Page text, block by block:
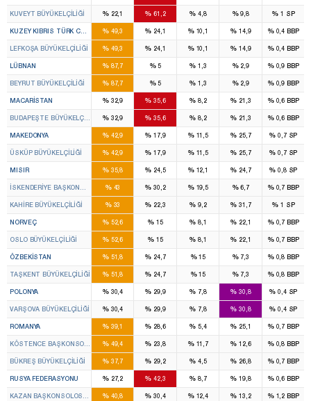
KUVEYT BÜYÜKELÇILIĞI %22,1 % 61,2 % 4,8 %9,8 %1 SP
KUZEY KIBRIS TÜRK CUM. %49,3 % 24,1 %10,1 % 14,9 %0,4 BBP
LEFKOŞA BÜYÜKELÇILIĞI %49,3 % 24,1 %10,1 % 14,9 %0,4 BBP
LÜBNAN %87,7 %5 % 1,3 %2,9 %0,9 BBP
BEYRUT BÜYÜKELÇILIĞI %87,7 %5 % 1,3 %2,9 %0,9 BBP
MACARISTAN %32,9 % 35,6 % 8,2 % 21,3 %0,6 BBP
BUDAPEŞTE BÜYÜKELÇILIĞI %32,9 % 35,6 % 8,2 % 21,3 %0,6 BBP
MAKEDONYA %42,9 % 17,9 %11,5 % 25,7 % 0,7 SP
ÜSKÜP BÜYÜKELÇILIĞI %42,9 % 17,9 %11,5 % 25,7 % 0,7 SP
MISIR %35,8 % 24,5 %12,1 % 24,7 % 0,8 SP
İSKENDERIYE BAŞKONSOLOSLUĞU
%43 % 30,2 %19,5 %6,7 %0,7 BBP
KAHIRE BÜYÜKELÇILIĞI %33 % 22,3 % 9,2 % 31,7 %1 SP
NORVEÇ %52,6 % 15 % 8,1 % 22,1 %0,7 BBP
OSLO BÜYÜKELÇILIĞI %52,6 % 15 % 8,1 % 22,1 %0,7 BBP
ÖZBEKISTAN %51,8 % 24,7 %15 %7,3 %0,8 BBP
TAŞKENT BÜYÜKELÇILIĞI %51,8 % 24,7 %15 %7,3 %0,8 BBP
POLONYA %30,4 % 29,9 % 7,8 % 30,8 % 0,4 SP
VARŞOVA BÜYÜKELÇILIĞI %30,4 % 29,9 % 7,8 % 30,8 % 0,4 SP
ROMANYA %39,1 % 28,6 % 5,4 % 25,1 %0,7 BBP
KÖSTENCE BAŞKONSOLOSLUĞU
%49,4 % 23,8 %11,7 % 12,6 %0,8 BBP
BÜKREŞ BÜYÜKELÇILIĞI %37,7 % 29,2 % 4,5 % 26,8 %0,7 BBP
RUSYA FEDERASYONU %27,2 % 42,3 % 8,7 % 19,8 %0,6 BBP
KAZAN BAŞKONSOLOSLUĞU %40,8 % 30,4 %12,4 % 13,2 %1,2 BBP